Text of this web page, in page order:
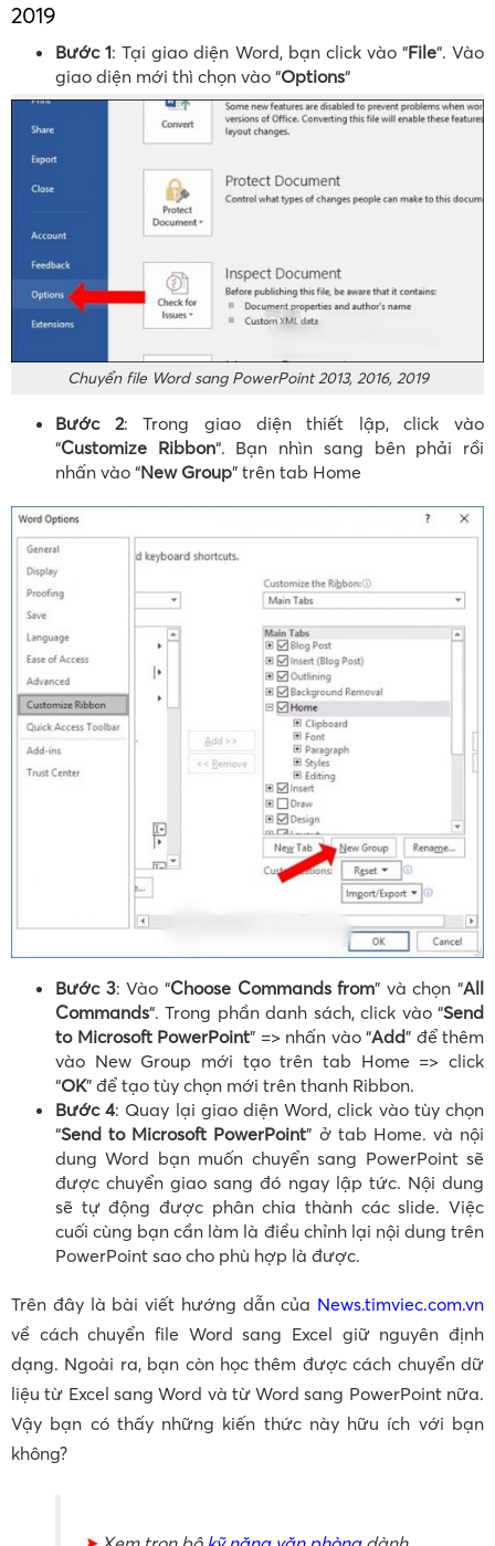
2019
Bước 1: Tại giao diện Word, bạn click vào “File“. Vào
giao diện mới thì chọn vào “Options“
Chuyển file Word sang PowerPoint 2013, 2016, 2019
Bước 2: Trong giao diện thiết lập, click vào
“Customize Ribbon“. Bạn nhìn sang bên phải rồi
nhấn vào “New Group” trên tab Home
Bước 3: Vào “Choose Commands from” và chọn “All
Commands“. Trong phần danh sách, click vào “Send
to Microsoft PowerPoint” => nhấn vào “Add” để thêm
vào New Group mới tạo trên tab Home => click
“OK” để tạo tùy chọn mới trên thanh Ribbon.
Bước 4: Quay lại giao diện Word, click vào tùy chọn
“Send to Microsoft PowerPoint” ở tab Home. và nội
dung Word bạn muốn chuyển sang PowerPoint sẽ
được chuyển giao sang đó ngay lập tức. Nội dung
sẽ tự động được phân chia thành các slide. Việc
cuối cùng bạn cần làm là điều chỉnh lại nội dung trên
PowerPoint sao cho phù hợp là được.
Trên đây là bài viết hướng dẫn của News.timviec.com.vn
về cách chuyển file Word sang Excel giữ nguyên định
dạng. Ngoài ra, bạn còn học thêm được cách chuyển dữ
liệu từ Excel sang Word và từ Word sang PowerPoint nữa.
Vậy bạn có thấy những kiến thức này hữu ích với bạn
không?